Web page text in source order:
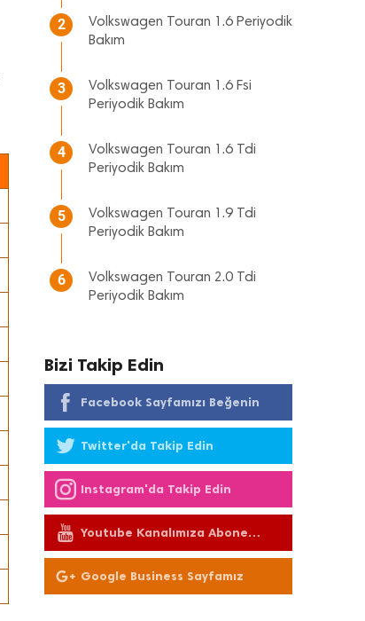
2
Volkswagen Touran 1.6 Periyodik
Bakım
3
Volkswagen Touran 1.6 Fsi
Periyodik Bakım
4
Volkswagen Touran 1.6 Tdi
Periyodik Bakım
5
Volkswagen Touran 1.9 Tdi
Periyodik Bakım
6
Volkswagen Touran 2.0 Tdi
Periyodik Bakım
Bizi Takip Edin
Facebook Sayfamızı Beğenin
Twitter'da Takip Edin
Instagram'da Takip Edin
Youtube Kanalımıza Abone
Olun
Google Business Sayfamız